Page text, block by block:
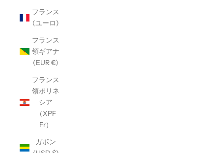
フランス
(ユーロ)
フランス
領ギアナ
(EUR €)
フランス
領ポリネ
シア
（XPF
Fr）
ガボン